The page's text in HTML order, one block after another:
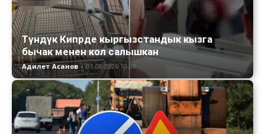
Түндүк Кипрде кыргызстандык кызга
бычак менен кол салышкан
Адилет Асанов - 05.08.2026 10:09